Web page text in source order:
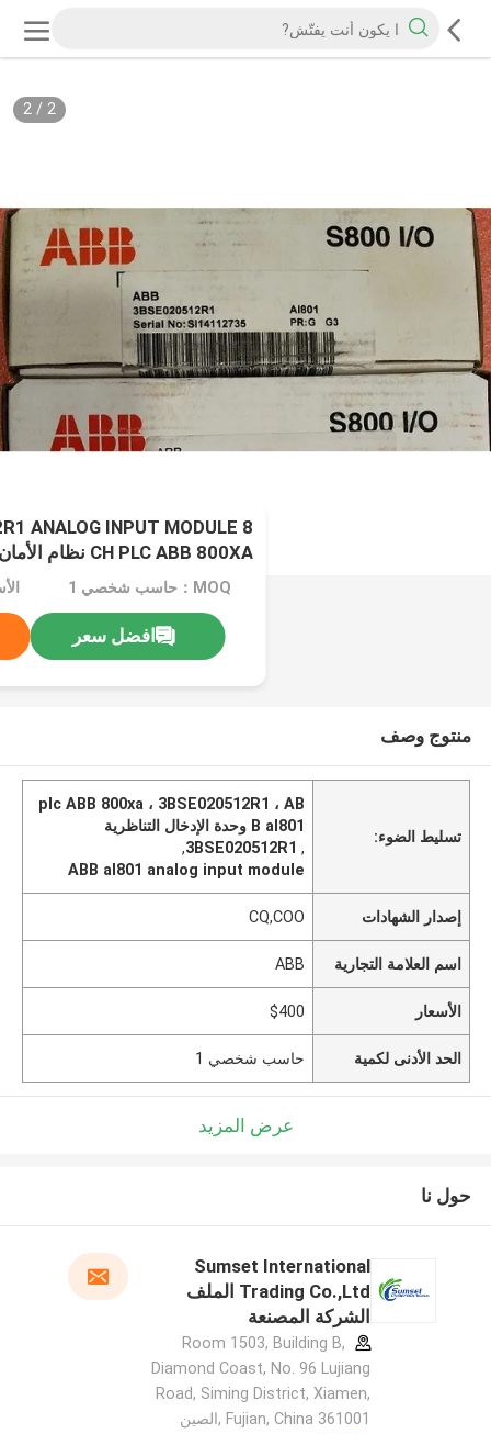
2
/
2
ANALOG INPUT MODULE 8
CH PLC ABB 800XA نظام الأمان
MOQ：حاسب شخصي 1
افضل سعر
منتوج وصف
تسليط الضوء:
plc ABB 800xa ، 3BSE020512R1 ، AB
B aI801 وحدة الإدخال التناظرية
,
3BSE020512R1
,
ABB aI801 analog input module
إصدار الشهادات CQ,COO
اسم العلامة التجارية ABB
الأسعار $400
الحد الأدنى لكمية حاسب شخصي 1
عرض المزيد
حول نا
Sumset International
Trading Co.,Ltd الملف
الشركة المصنعة
Room 1503, Building B,
Diamond Coast, No. 96 Lujiang
Road, Siming District, Xiamen,
Fujian, China 361001 ,الصين